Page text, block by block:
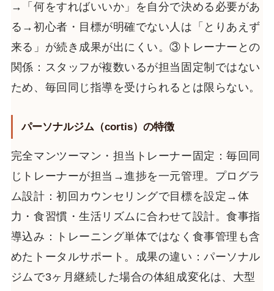
→「何をすればいいか」を自分で決める必要があ
る→初心者・目標が明確でない人は「とりあえず
来る」が続き成果が出にくい。③トレーナーとの
関係：スタッフが複数いるが担当固定制ではない
ため、毎回同じ指導を受けられるとは限らない。
パーソナルジム（cortis）の特徴
完全マンツーマン・担当トレーナー固定：毎回同
じトレーナーが担当→進捗を一元管理。プログラ
ム設計：初回カウンセリングで目標を設定→体
力・食習慣・生活リズムに合わせて設計。食事指
導込み：トレーニング単体ではなく食事管理も含
めたトータルサポート。成果の違い：パーソナル
ジムで3ヶ月継続した場合の体組成変化は、大型